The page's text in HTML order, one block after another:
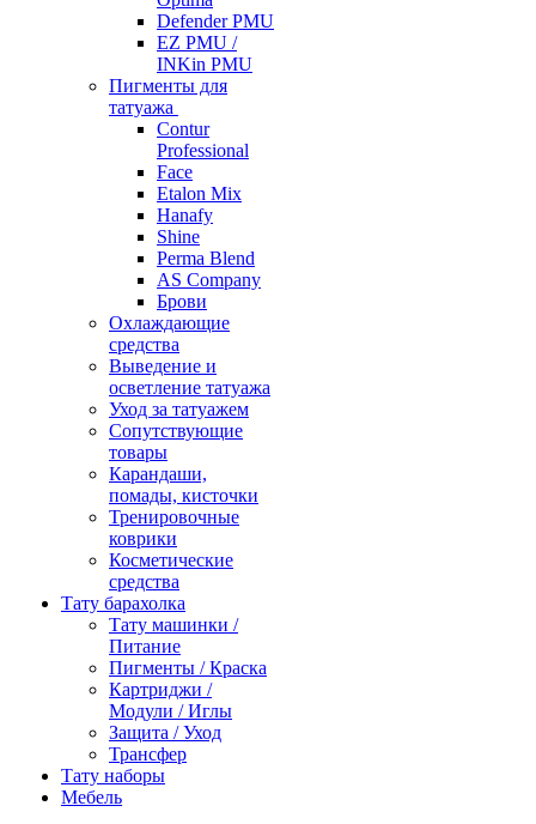
Defender PMU
EZ PMU /
INKin PMU
Пигменты для
татуажа
Contur
Professional
Face
Etalon Mix
Hanafy
Shine
Perma Blend
AS Company
Брови
Охлаждающие
средства
Выведение и
осветление татуажа
Уход за татуажем
Сопутствующие
товары
Карандаши,
помады, кисточки
Тренировочные
коврики
Косметические
средства
Тату барахолка
Тату машинки /
Питание
Пигменты / Краска
Картриджи /
Модули / Иглы
Защита / Уход
Трансфер
Тату наборы
Мебель